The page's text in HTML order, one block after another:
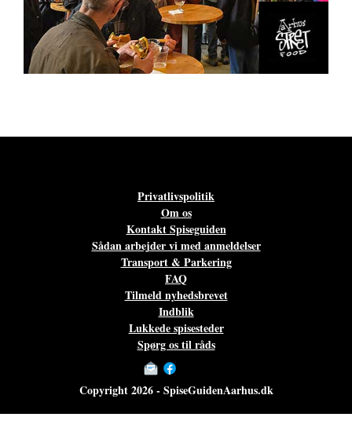
Privatlivspolitik
Om os
Kontakt Spiseguiden
Sådan arbejder vi med anmeldelser
Transport & Parkering
FAQ
Tilmeld nyhedsbrevet
Indblik
Lukkede spisesteder
Spørg os til råds
Copyright 2026 - SpiseGuidenAarhus.dk